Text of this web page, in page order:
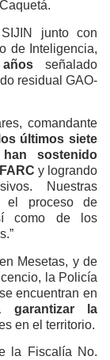
junto con
de Inteligencia,
señalado
residual GAO-
comandante
últimos siete
sostenido
y logrando
Nuestras
el proceso de
como de los
Mesetas, y de
la Policía
encuentran en
garantizar la
en el territorio.
la Fiscalía No.